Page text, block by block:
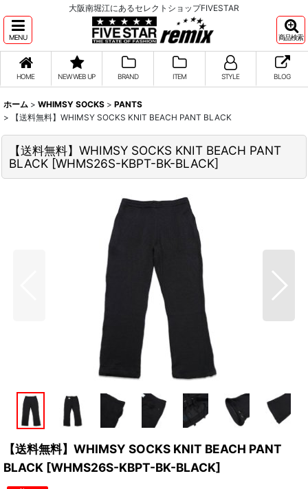
大阪南堀江にあるセレクトショップFIVESTAR
MENU 商品検索
HOME NEW WEB UP BRAND ITEM STYLE BLOG
ホーム > WHIMSY SOCKS > PANTS
>
【送料無料】WHIMSY SOCKS KNIT BEACH PANT BLACK
【送料無料】WHIMSY SOCKS KNIT BEACH PANT
BLACK [WHMS26S-KBPT-BK-BLACK]
【送料無料】WHIMSY SOCKS KNIT BEACH PANT
BLACK [WHMS26S-KBPT-BK-BLACK]